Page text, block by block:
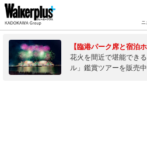
ニ
【臨港パーク席と宿泊
花火を間近で堪能でき
ル」鑑賞ツアーを販売中